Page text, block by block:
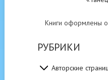
Книги оформлены
РУБРИКИ
Авторские